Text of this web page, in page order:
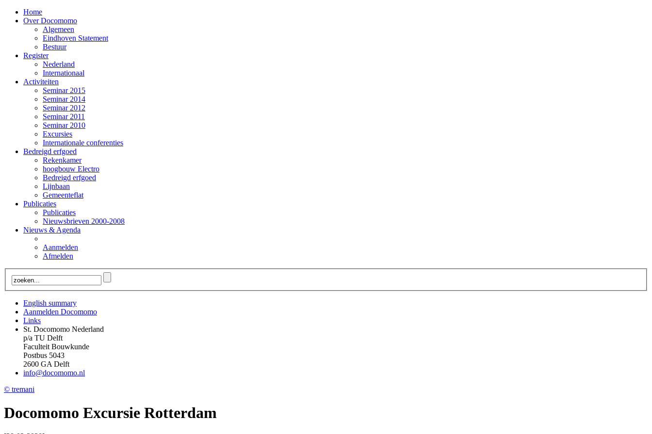
Home
Over Docomomo
Algemeen
Eindhoven Statement
Bestuur
Register
Nederland
Internationaal
Activiteiten
Seminar 2015
Seminar 2014
Seminar 2012
Seminar 2011
Seminar 2010
Excursies
Internationale conferenties
Bedreigd erfgoed
Rekenkamer
hoogbouw Electro
Bedreigd erfgoed
Lijnbaan
Gemeenteflat
Publicaties
Publicaties
Nieuwsbrieven 2000-2008
Nieuws & Agenda
Aanmelden
Afmelden
English summary
Aanmelden Docomomo
Links
St. Docomomo Nederland
p/a TU Delft
Faculteit Bouwkunde
Postbus 5043
2600 GA Delft
info@docomomo.nl
© tremani
Docomomo Excursie Rotterdam